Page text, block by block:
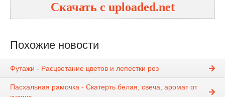
Скачать с uploaded.net
Похожие новости
Футажи - Расцветание цветов и лепестки роз
Пасхальная рамочка - Скатерть белая, свеча, аромат от